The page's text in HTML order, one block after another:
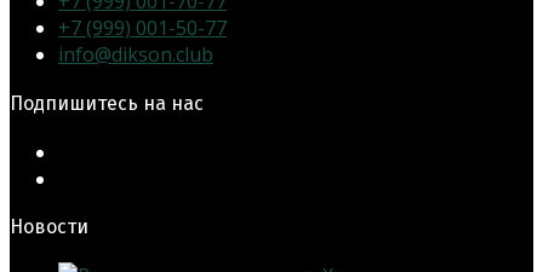
в
+7 (999) 001-50-77Откроется
info@dikson.club
Подпишитесь на нас
вкладке
новой
вкладке
Новости